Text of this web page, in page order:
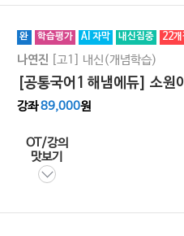
완 학습평가 AI 자막 내신집중 22개
나연진 [고1] 내신(개념학습)
[공통국어1 해냄에듀] 소원
강좌89,000원
OT/강의
맛보기